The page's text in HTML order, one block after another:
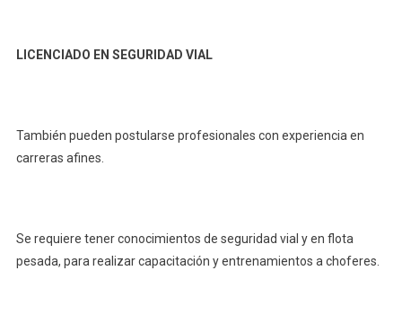
LICENCIADO EN SEGURIDAD VIAL
También pueden postularse profesionales con experiencia en
carreras afines.
Se requiere tener conocimientos de seguridad vial y en flota
pesada, para realizar capacitación y entrenamientos a choferes.